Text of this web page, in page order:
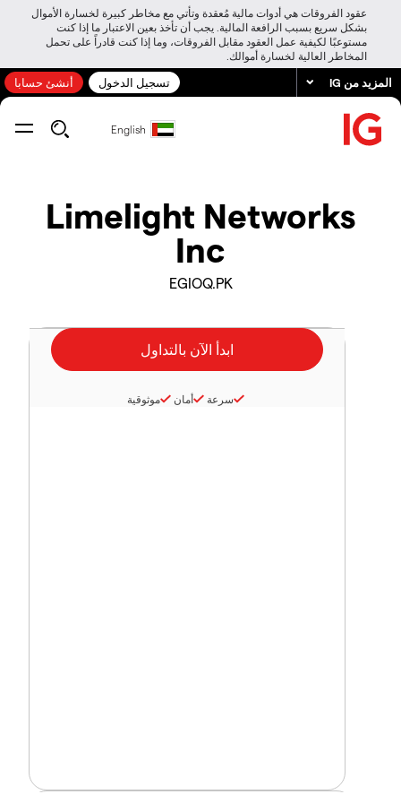
عقود الفروقات هي أدوات مالية مُعقدة وتأتي مع مخاطر كبيرة لخسارة الأموال
بشكل سريع بسبب الرافعة المالية. يجب أن تأخذ بعين الاعتبار ما إذا كنت
مستوعبًا لكيفية عمل العقود مقابل الفروقات، وما إذا كنت قادراً على تحمل
المخاطر العالية لخسارة أموالك.
المزيد من IG تسجيل الدخول أنشئ حسابا
English
Limelight Networks
Inc
EGIOQ.PK
سرعة أمان موثوقية